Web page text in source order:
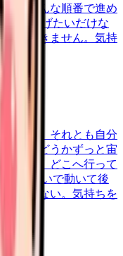
、どんな順番で進め
。 逃げたいだけな
断がつきません。気持
なのか、それとも自分
きかどうかずっと宙
るし、どこへ行って
ん。 勢いで動いて後
拠もない。気持ちを